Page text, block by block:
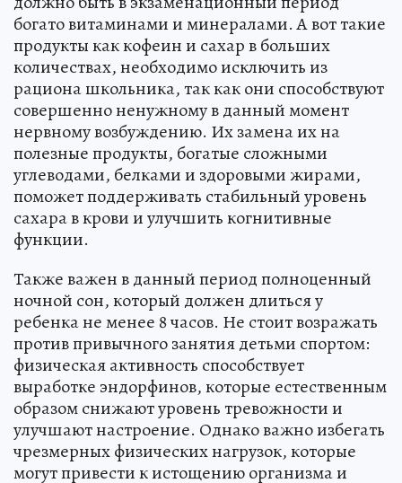
богато витаминами и минералами. А вот такие
продукты как кофеин и сахар в больших
количествах, необходимо исключить из
рациона школьника, так как они способствуют
совершенно ненужному в данный момент
нервному возбуждению. Их замена их на
полезные продукты, богатые сложными
углеводами, белками и здоровыми жирами,
поможет поддерживать стабильный уровень
сахара в крови и улучшить когнитивные
функции.
Также важен в данный период полноценный
ночной сон, который должен длиться у
ребенка не менее 8 часов. Не стоит возражать
против привычного занятия детьми спортом:
физическая активность способствует
выработке эндорфинов, которые естественным
образом снижают уровень тревожности и
улучшают настроение. Однако важно избегать
чрезмерных физических нагрузок, которые
могут привести к истощению организма и